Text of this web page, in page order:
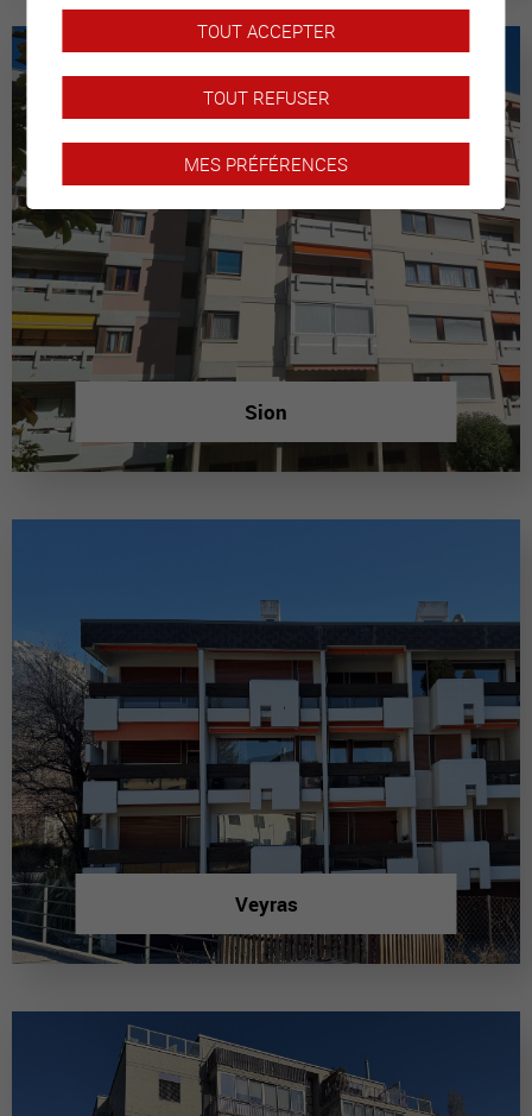
Sion
Veyras
TOUT ACCEPTER
TOUT REFUSER
MES PRÉFÉRENCES